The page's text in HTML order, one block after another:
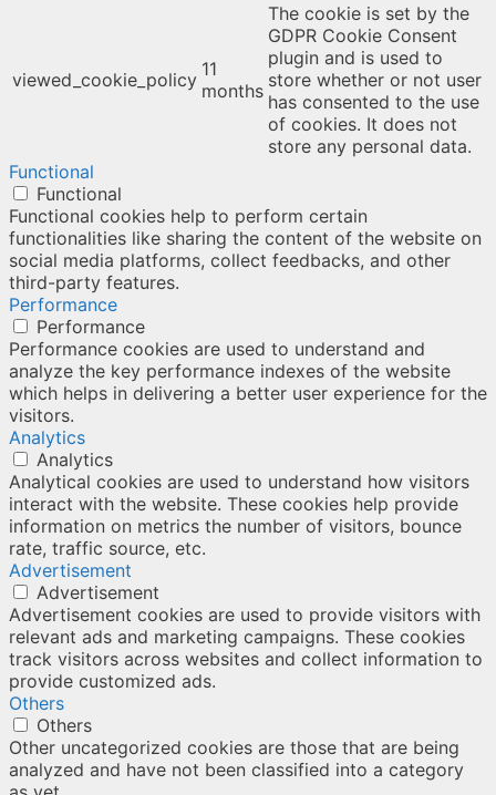
viewed_cookie_policy 11
months
The cookie is set by the
GDPR Cookie Consent
plugin and is used to
store whether or not user
has consented to the use
of cookies. It does not
store any personal data.
Functional
Functional
Functional cookies help to perform certain
functionalities like sharing the content of the website on
social media platforms, collect feedbacks, and other
third-party features.
Performance
Performance
Performance cookies are used to understand and
analyze the key performance indexes of the website
which helps in delivering a better user experience for the
visitors.
Analytics
Analytics
Analytical cookies are used to understand how visitors
interact with the website. These cookies help provide
information on metrics the number of visitors, bounce
rate, traffic source, etc.
Advertisement
Advertisement
Advertisement cookies are used to provide visitors with
relevant ads and marketing campaigns. These cookies
track visitors across websites and collect information to
provide customized ads.
Others
Others
Other uncategorized cookies are those that are being
analyzed and have not been classified into a category